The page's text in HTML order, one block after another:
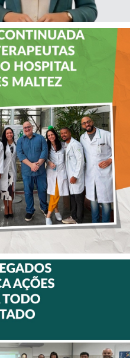
EDUCAÇÃO
AOS
DAS UTIs
ARISTIDES
REFORÇA